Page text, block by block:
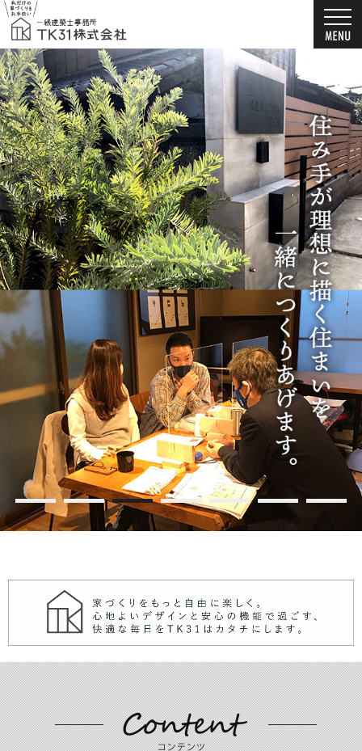
新築戸建て・注文住宅・自由設計・リノベーション（千葉市・船橋市）なら一級
お客様の想いを詰め込んだ家づくり。千葉市・船橋市の新築戸建て・注文住宅・自由設
新築戸建て・注文住宅・自由設計・リノベーション（千葉市・船橋市）の工務店なら一級
1 2 3 4 5 6 7